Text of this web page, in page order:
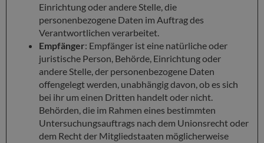
Einrichtung oder andere Stelle, die
personenbezogene Daten im Auftrag des
Verantwortlichen verarbeitet.
Empfänger: Empfänger ist eine natürliche oder
juristische Person, Behörde, Einrichtung oder
andere Stelle, der personenbezogene Daten
offengelegt werden, unabhängig davon, ob es sich
bei ihr um einen Dritten handelt oder nicht.
Behörden, die im Rahmen eines bestimmten
Untersuchungsauftrags nach dem Unionsrecht oder
dem Recht der Mitgliedstaaten möglicherweise